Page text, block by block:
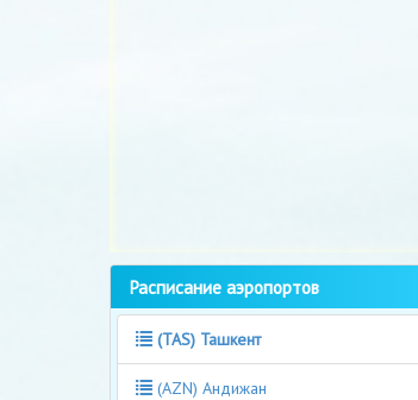
Расписание аэропортов
(TAS) Ташкент
(AZN) Андижан